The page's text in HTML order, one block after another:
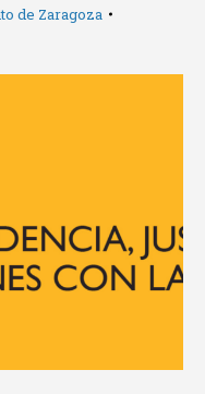
de Zaragoza